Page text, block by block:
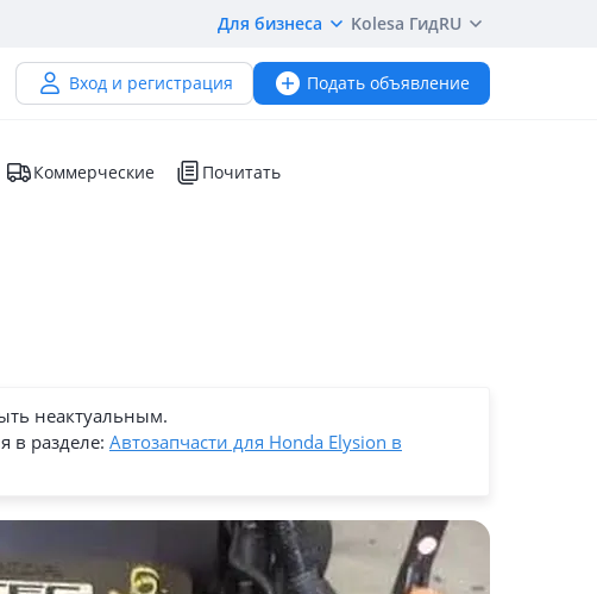
Для бизнеса Kolesa ГидRU
Вход и регистрация Подать объявление
Коммерческие Почитать
неактуальным.
в разделе: Автозапчасти для Honda Elysion в